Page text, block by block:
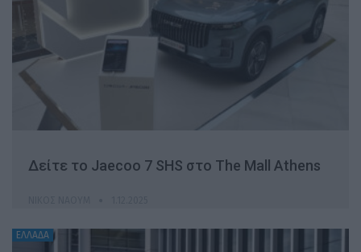
Δείτε το Jaecoo 7 SHS στο The Mall Athens
ΕΛΛΑΔΑ